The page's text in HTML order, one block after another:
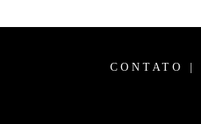
CONTATO